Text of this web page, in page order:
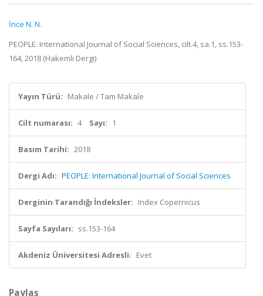
İnce N. N.
PEOPLE: International Journal of Social Sciences, cilt.4, sa.1, ss.153-
164, 2018 (Hakemli Dergi)
Yayın Türü: Makale / Tam Makale
Cilt numarası: 4 Sayı: 1
Basım Tarihi: 2018
Dergi Adı: PEOPLE: International Journal of Social Sciences
Derginin Tarandığı İndeksler: Index Copernicus
Sayfa Sayıları: ss.153-164
Akdeniz Üniversitesi Adresli: Evet
Paylaş